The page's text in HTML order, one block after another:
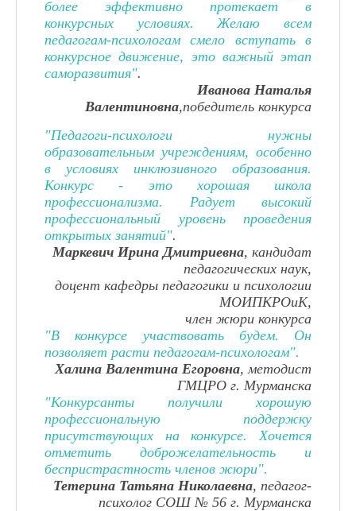
более эффективно протекает в
конкурсных условиях. Желаю всем
педагогам-психологам смело вступать в
конкурсное движение, это важный этап
саморазвития".
Иванова Наталья
Валентиновна,победитель конкурса
"Педагоги-психологи нужны
образовательным учреждениям, особенно
в условиях инклюзивного образования.
Конкурс - это хорошая школа
профессионализма. Радует высокий
профессиональный уровень проведения
открытых занятий".
Маркевич Ирина Дмитриевна, кандидат
педагогических наук,
доцент кафедры педагогики и психологии
МОИПКРОиК,
член жюри конкурса
"В конкурсе участвовать будем. Он
позволяет расти педагогам-психологам".
Халина Валентина Егоровна, методист
ГМЦРО г. Мурманска
"Конкурсанты получили хорошую
профессиональную поддержку
присутствующих на конкурсе. Хочется
отметить доброжелательность и
беспристрастность членов жюри".
Тетерина Татьяна Николаевна, педагог-
психолог СОШ № 56 г. Мурманска